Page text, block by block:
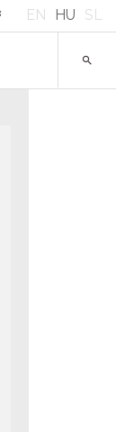
EN HU SL